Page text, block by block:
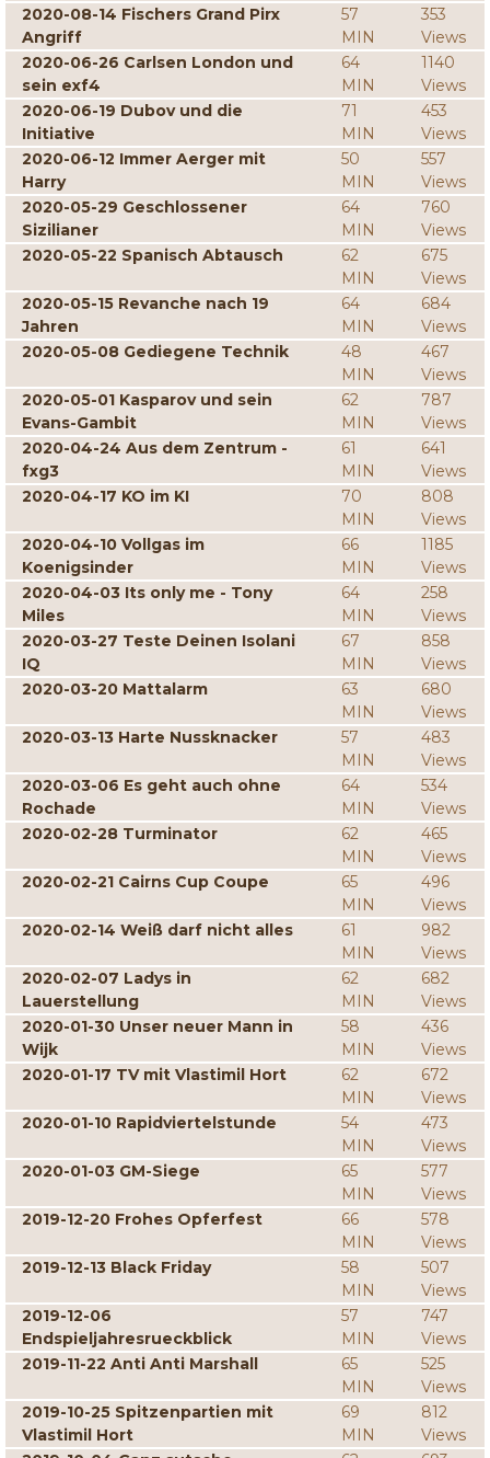
2020-08-14 Fischers Grand Pirx
Angriff
57
MIN
353
Views
2020-06-26 Carlsen London und
sein exf4
64
MIN
1140
Views
2020-06-19 Dubov und die
Initiative
71
MIN
453
Views
2020-06-12 Immer Aerger mit
Harry
50
MIN
557
Views
2020-05-29 Geschlossener
Sizilianer
64
MIN
760
Views
2020-05-22 Spanisch Abtausch
62
MIN
675
Views
2020-05-15 Revanche nach 19
Jahren
64
MIN
684
Views
2020-05-08 Gediegene Technik
48
MIN
467
Views
2020-05-01 Kasparov und sein
Evans-Gambit
62
MIN
787
Views
2020-04-24 Aus dem Zentrum -
fxg3
61
MIN
641
Views
2020-04-17 KO im KI
70
MIN
808
Views
2020-04-10 Vollgas im
Koenigsinder
66
MIN
1185
Views
2020-04-03 Its only me - Tony
Miles
64
MIN
258
Views
2020-03-27 Teste Deinen Isolani
IQ
67
MIN
858
Views
2020-03-20 Mattalarm
63
MIN
680
Views
2020-03-13 Harte Nussknacker
57
MIN
483
Views
2020-03-06 Es geht auch ohne
Rochade
64
MIN
534
Views
2020-02-28 Turminator
62
MIN
465
Views
2020-02-21 Cairns Cup Coupe
65
MIN
496
Views
2020-02-14 Weiß darf nicht alles
61
MIN
982
Views
2020-02-07 Ladys in
Lauerstellung
62
MIN
682
Views
2020-01-30 Unser neuer Mann in
Wijk
58
MIN
436
Views
2020-01-17 TV mit Vlastimil Hort
62
MIN
672
Views
2020-01-10 Rapidviertelstunde
54
MIN
473
Views
2020-01-03 GM-Siege
65
MIN
577
Views
2019-12-20 Frohes Opferfest
66
MIN
578
Views
2019-12-13 Black Friday
58
MIN
507
Views
2019-12-06
Endspieljahresrueckblick
57
MIN
747
Views
2019-11-22 Anti Anti Marshall
65
MIN
525
Views
2019-10-25 Spitzenpartien mit
Vlastimil Hort
69
MIN
812
Views